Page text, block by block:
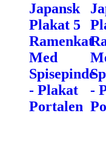
Japansk
Plakat 5
Ramenkat
Med
Spisepinde
- Plakat
Portalen
-